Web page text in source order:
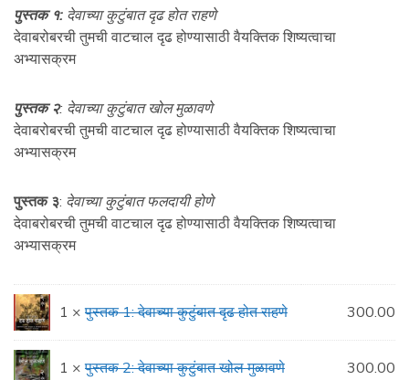
₹900.00.₹300.00.
पुस्तक १: देवाच्या कुटुंबात दृढ होत राहणे
देवाबरोबरची तुमची वाटचाल दृढ होण्यासाठी वैयक्तिक शिष्यत्वाचा
अभ्यासक्रम
पुस्तक २: देवाच्या कुटुंबात खोल मुळावणे
देवाबरोबरची तुमची वाटचाल दृढ होण्यासाठी वैयक्तिक शिष्यत्वाचा
अभ्यासक्रम
पुस्तक ३: देवाच्या कुटुंबात फलदायी होणे
देवाबरोबरची तुमची वाटचाल दृढ होण्यासाठी वैयक्तिक शिष्यत्वाचा
अभ्यासक्रम
1 ×पुस्तक 1: देवाच्या कुटुंबात दृढ होत राहणे 300.00
1 ×पुस्तक 2: देवाच्या कुटुंबात खोल मुळावणे 300.00